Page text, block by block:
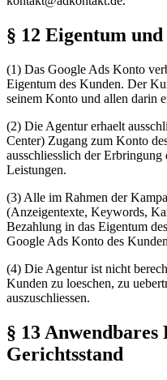
§ 12 Eigentum
(1) Das Google Ads Konto
Eigentum des Kunden. Der
seinem Konto und allen darin
(2) Die Agentur erhaelt
Center) Zugang zum Konto
ausschliesslich der
Leistungen.
(3) Alle im Rahmen der
(Anzeigentexte, Keywords,
Bezahlung in das Eigentum
Google Ads Konto des
(4) Die Agentur ist nicht
Kunden zu loeschen, zu
auszuschliessen.
§ 13 Anwendbares
Gerichtsstand